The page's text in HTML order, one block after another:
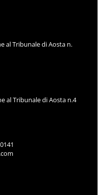
al Tribunale di Aosta n.
al Tribunale di Aosta n.4